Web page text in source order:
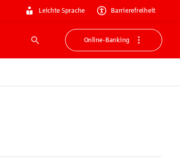
Leichte Sprache Barrierefreiheit
Suche
Online-Banking